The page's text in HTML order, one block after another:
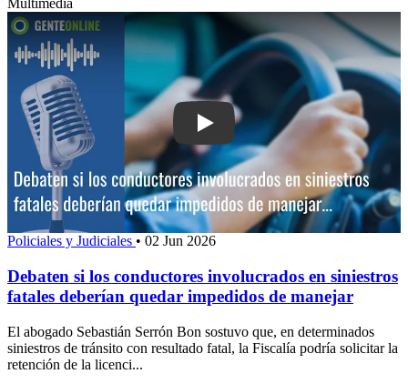
Multimedia
Play: Debaten si los conductores
Policiales y Judiciales • 02 Jun 2026
Debaten si los conductores involucrados en siniestros
fatales deberían quedar impedidos de manejar
El abogado Sebastián Serrón Bon sostuvo que, en determinados
siniestros de tránsito con resultado fatal, la Fiscalía podría solicitar la
retención de la licenci...